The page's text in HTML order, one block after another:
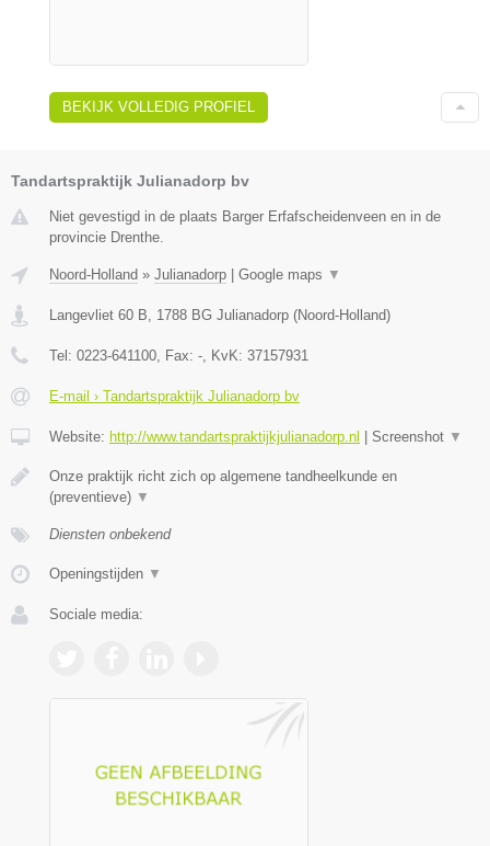
BEKIJK VOLLEDIG PROFIEL
Tandartspraktijk Julianadorp bv
Niet gevestigd in de plaats Barger Erfafscheidenveen en in de
provincie Drenthe.
Noord-Holland » Julianadorp Google maps ▼
Langevliet 60 B, 1788 BG Julianadorp (Noord-Holland)
Tel: 0223-641100, Fax: -, KvK: 37157931
E-mail › Tandartspraktijk Julianadorp bv
Website: http://www.tandartspraktijkjulianadorp.nl Screenshot ▼
Onze praktijk richt zich op algemene tandheelkunde en
(preventieve) ▼
Diensten onbekend
Openingstijden ▼
Sociale media: